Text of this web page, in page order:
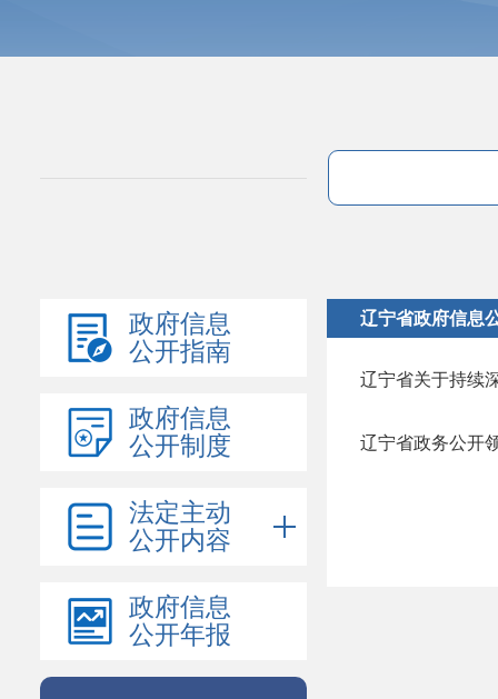
政府信息
公开指南
政府信息
公开制度
法定主动
公开内容
政府信息
公开年报
辽宁省政府信息
辽宁省关于持续